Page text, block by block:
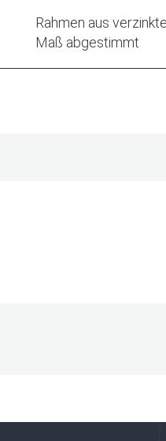
Rahmen aus
Maß abgestimmt